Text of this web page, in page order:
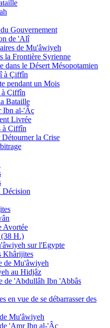
Gouvernement
de 'Alî
de Mu'âwiyeh
la Frontière Syrienne
dans le Désert Mésopotamien
à Çiffîn
pendant un Mois
à Çiffîn
Bataille
Ibn al-'Âç
Livrée
à Çiffîn
la Crise
Décision
Avortée
H.)
sur l'Egypte
Khârijites
de Mu'âwiyeh
au Hidjâz
de 'Abdullâh Ibn 'Abbâs
en vue de se débarrasser des
Mu'âwiyeh
'Amr Ibn al-'Âç